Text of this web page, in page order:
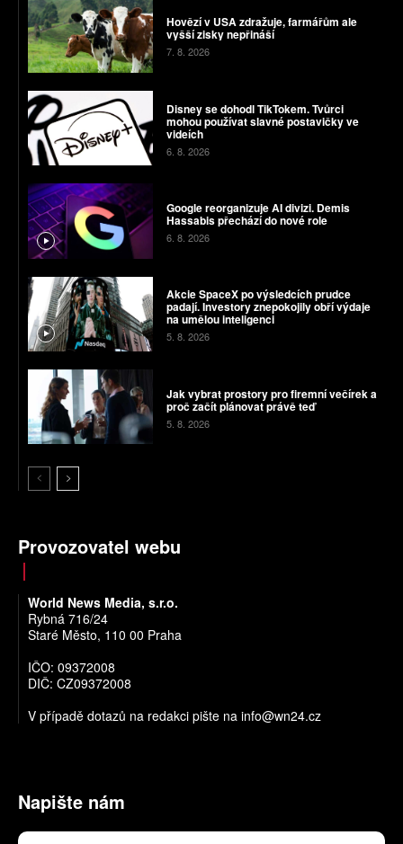
Hovězí v USA zdražuje, farmářům ale
vyšší zisky nepřináší
7. 8. 2026
Disney se dohodl TikTokem. Tvůrci
mohou používat slavné postavičky ve
videích
6. 8. 2026
Google reorganizuje AI divizi. Demis
Hassabis přechází do nové role
6. 8. 2026
Akcie SpaceX po výsledcích prudce
padají. Investory znepokojily obří výdaje
na umělou inteligenci
5. 8. 2026
Jak vybrat prostory pro firemní večírek a
proč začít plánovat právě teď
5. 8. 2026
Provozovatel webu
World News Media, s.r.o.
Rybná 716/24
Staré Město, 110 00 Praha
IČO: 09372008
DIČ: CZ09372008
V případě dotazů na redakci pište na info@wn24.cz
Napište nám